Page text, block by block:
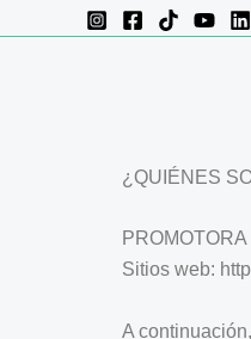
¿QUIÉNES
Sitios web:
A